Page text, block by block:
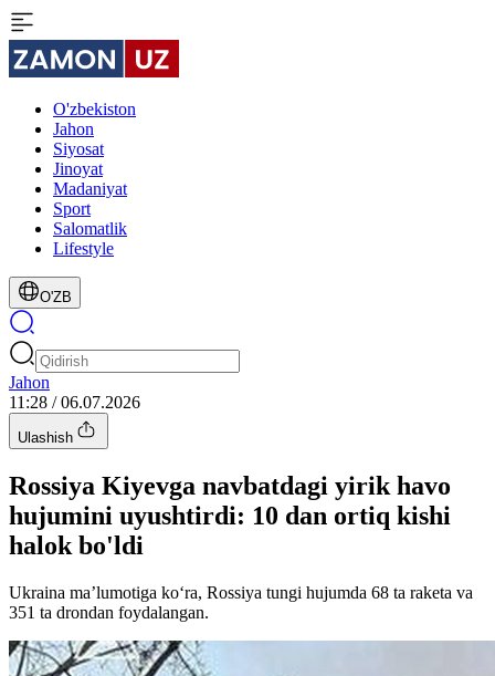
O'zbekiston
Jahon
Siyosat
Jinoyat
Madaniyat
Sport
Salomatlik
Lifestyle
O'ZB
Jahon
11:28 / 06.07.2026
Ulashish
Rossiya Kiyevga navbatdagi yirik havo
hujumini uyushtirdi: 10 dan ortiq kishi
halok bo'ldi
Ukraina ma’lumotiga ko‘ra, Rossiya tungi hujumda 68 ta raketa va
351 ta drondan foydalangan.